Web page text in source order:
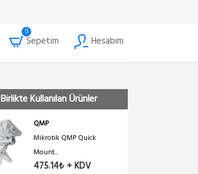
0
Sepetim Hesabım
Birlikte Kullanılan Ürünler
QMP
Mikrotik QMP Quick
Mount...
475.14₺ + KDV